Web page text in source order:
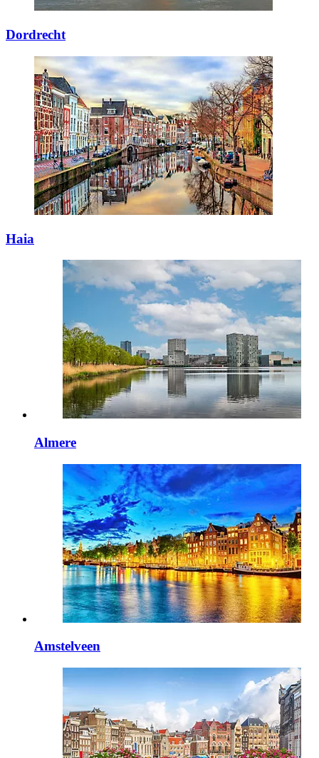
Dordrecht
Haia
Almere
Amstelveen